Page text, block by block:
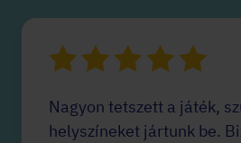
Nagyon tetszett a játék,
helyszíneket jártunk be.